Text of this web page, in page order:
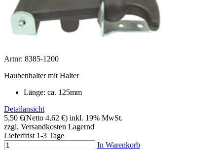
Artnr: 8385-1200
Haubenhalter mit Halter
Länge: ca. 125mm
Detailansicht
5,50 €(Netto 4,62 €) inkl. 19% MwSt.
zzgl. Versandkosten Lagernd
Lieferfrist 1-3 Tage
In Warenkorb